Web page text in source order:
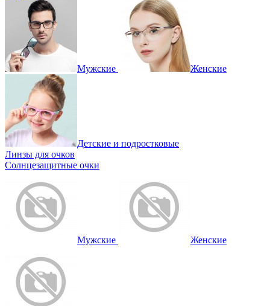
Мужские Женские
Детские и подростковые
Линзы для очков
Солнцезащитные очки
Мужские Женские